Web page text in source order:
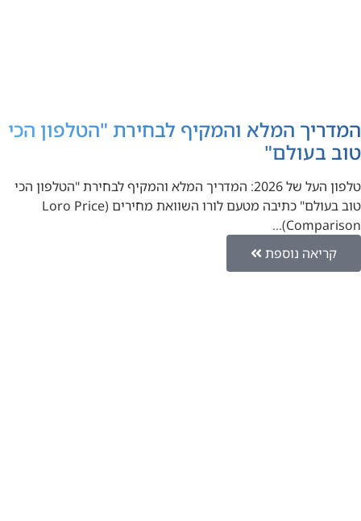
המדריך המלא והמקיף לבחירת "הטלפון הכי
טוב בעולם"
טלפון העל של 2026: המדריך המלא והמקיף לבחירת "הטלפון הכי
טוב בעולם" כתיבה מטעם לורו השוואת מחירים (Loro Price
Comparison)…
קריאה נוספת